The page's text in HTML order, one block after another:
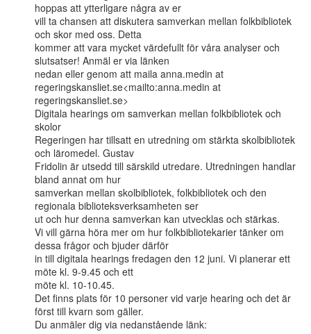
hoppas att ytterligare några av er
vill ta chansen att diskutera samverkan mellan folkbibliotek
och skor med oss. Detta
kommer att vara mycket värdefullt för våra analyser och
slutsatser! Anmäl er via länken
nedan eller genom att maila anna.medin at
regeringskansliet.se<mailto:anna.medin at
regeringskansliet.se>
Digitala hearings om samverkan mellan folkbibliotek och
skolor
Regeringen har tillsatt en utredning om stärkta skolbibliotek
och läromedel. Gustav
Fridolin är utsedd till särskild utredare. Utredningen handlar
bland annat om hur
samverkan mellan skolbibliotek, folkbibliotek och den
regionala biblioteksverksamheten ser
ut och hur denna samverkan kan utvecklas och stärkas.
Vi vill gärna höra mer om hur folkbibliotekarier tänker om
dessa frågor och bjuder därför
in till digitala hearings fredagen den 12 juni. Vi planerar ett
möte kl. 9-9.45 och ett
möte kl. 10-10.45.
Det finns plats för 10 personer vid varje hearing och det är
först till kvarn som gäller.